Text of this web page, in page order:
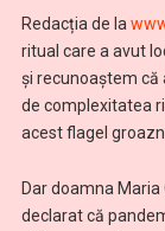
Redacția de la
ritual care a avut
și recunoaștem
de complexitatea
acest flagel
Dar doamna
declarat că